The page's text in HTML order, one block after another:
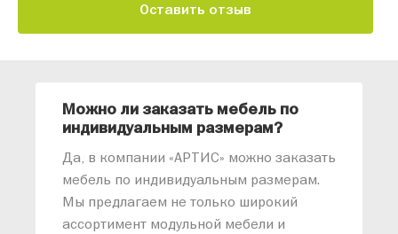
Оставить отзыв
Можно ли заказать мебель по
индивидуальным размерам?
Да, в компании «АРТИС» можно заказать
мебель по индивидуальным размерам.
Мы предлагаем не только широкий
ассортимент модульной мебели и